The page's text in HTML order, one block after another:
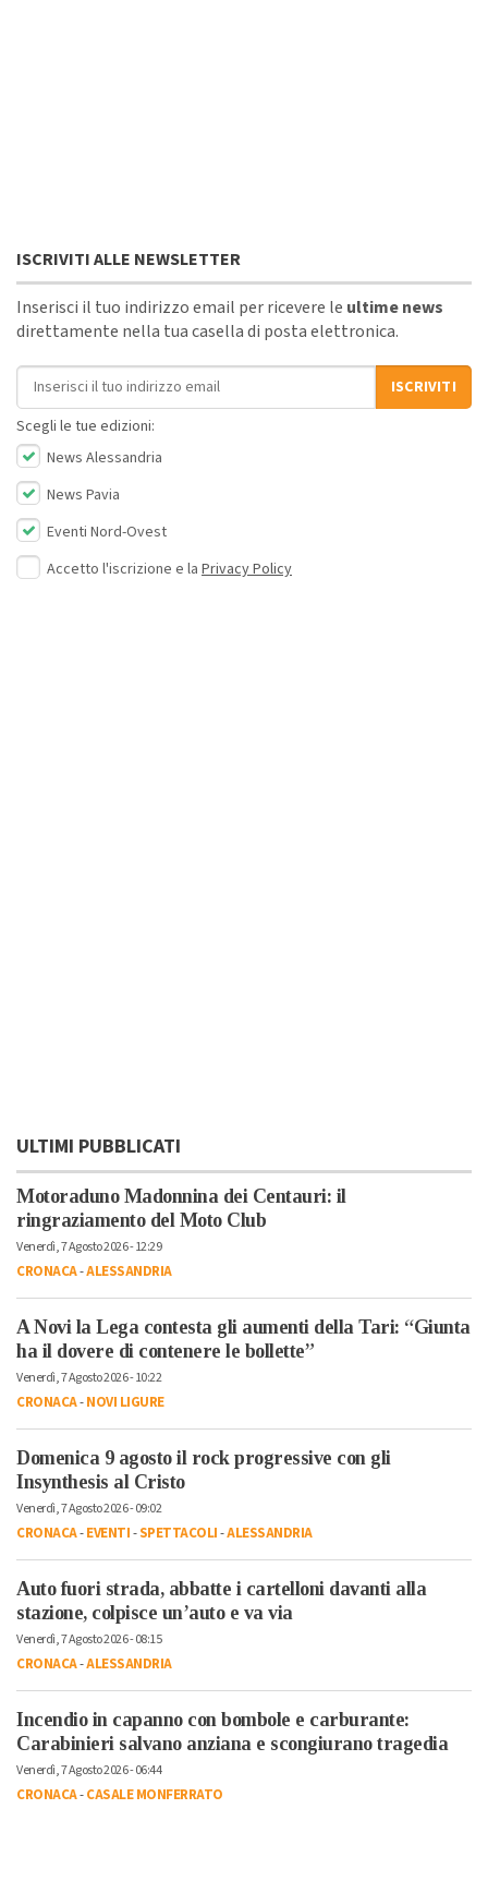
ISCRIVITI ALLE NEWSLETTER
Inserisci il tuo indirizzo email per ricevere le ultime news
direttamente nella tua casella di posta elettronica.
Indirizzo email
ISCRIVITI
Scegli le tue edizioni:
News Alessandria
News Pavia
Eventi Nord-Ovest
Accetto l'iscrizione e la Privacy Policy
ULTIMI PUBBLICATI
Motoraduno Madonnina dei Centauri: il
ringraziamento del Moto Club
Venerdì, 7 Agosto 2026 - 12:29
CRONACA-ALESSANDRIA
A Novi la Lega contesta gli aumenti della Tari: “Giunta
ha il dovere di contenere le bollette”
Venerdì, 7 Agosto 2026 - 10:22
CRONACA-NOVI LIGURE
Domenica 9 agosto il rock progressive con gli
Insynthesis al Cristo
Venerdì, 7 Agosto 2026 - 09:02
CRONACA-EVENTI-SPETTACOLI-ALESSANDRIA
Auto fuori strada, abbatte i cartelloni davanti alla
stazione, colpisce un’auto e va via
Venerdì, 7 Agosto 2026 - 08:15
CRONACA-ALESSANDRIA
Incendio in capanno con bombole e carburante:
Carabinieri salvano anziana e scongiurano tragedia
Venerdì, 7 Agosto 2026 - 06:44
CRONACA-CASALE MONFERRATO